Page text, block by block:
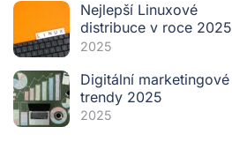
Nejlepší Linuxové
distribuce v roce 2025
2025
Digitální marketingové
trendy 2025
2025